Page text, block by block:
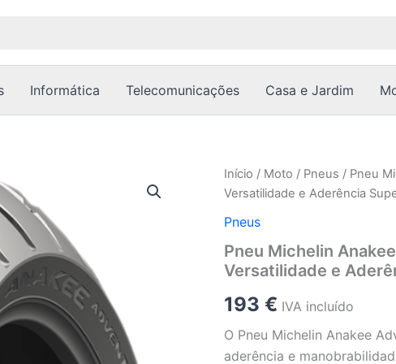
Informática Telecomunicações Casa e Jardim
Início / Moto / Pneus / Pneu
Versatilidade e Aderência
Pneus
Pneu Michelin
Versatilidade e
193€ IVA incluído
O Pneu Michelin Anakee
aderência e
Quantidade
de
Michelin
Adventure
150/70-
69V
-
Versatilidade